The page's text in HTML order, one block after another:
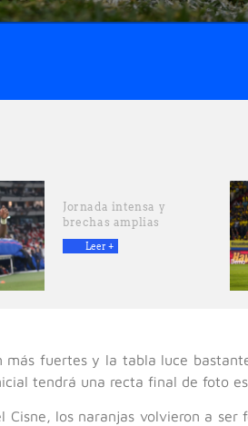
Jornada intensa y
brechas amplias
Leer +
fuertes y la tabla luce
tendrá una recta final de foto
los naranjas volvieron a ser